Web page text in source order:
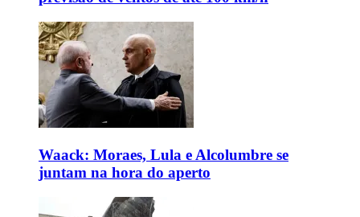
Waack: Moraes, Lula e Alcolumbre se
juntam na hora do aperto